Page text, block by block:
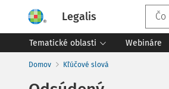
Legalis
Tematické oblasti Webináre
Domov Kľúčové slová